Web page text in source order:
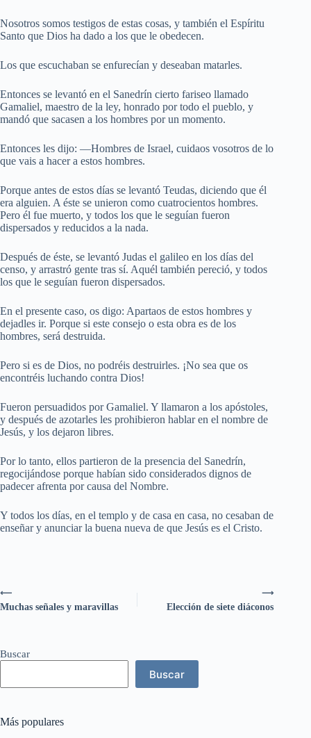
Nosotros somos testigos de estas cosas, y también el Espíritu
Santo que Dios ha dado a los que le obedecen.
Los que escuchaban se enfurecían y deseaban matarles.
Entonces se levantó en el Sanedrín cierto fariseo llamado
Gamaliel, maestro de la ley, honrado por todo el pueblo, y
mandó que sacasen a los hombres por un momento.
Entonces les dijo: —Hombres de Israel, cuidaos vosotros de lo
que vais a hacer a estos hombres.
Porque antes de estos días se levantó Teudas, diciendo que él
era alguien. A éste se unieron como cuatrocientos hombres.
Pero él fue muerto, y todos los que le seguían fueron
dispersados y reducidos a la nada.
Después de éste, se levantó Judas el galileo en los días del
censo, y arrastró gente tras sí. Aquél también pereció, y todos
los que le seguían fueron dispersados.
En el presente caso, os digo: Apartaos de estos hombres y
dejadles ir. Porque si este consejo o esta obra es de los
hombres, será destruida.
Pero si es de Dios, no podréis destruirles. ¡No sea que os
encontréis luchando contra Dios!
Fueron persuadidos por Gamaliel. Y llamaron a los apóstoles,
y después de azotarles les prohibieron hablar en el nombre de
Jesús, y los dejaron libres.
Por lo tanto, ellos partieron de la presencia del Sanedrín,
regocijándose porque habían sido considerados dignos de
padecer afrenta por causa del Nombre.
Y todos los días, en el templo y de casa en casa, no cesaban de
enseñar y anunciar la buena nueva de que Jesús es el Cristo.
⟶
Elección de siete diáconos
⟵
Muchas señales y maravillas
Buscar
Buscar
Más populares